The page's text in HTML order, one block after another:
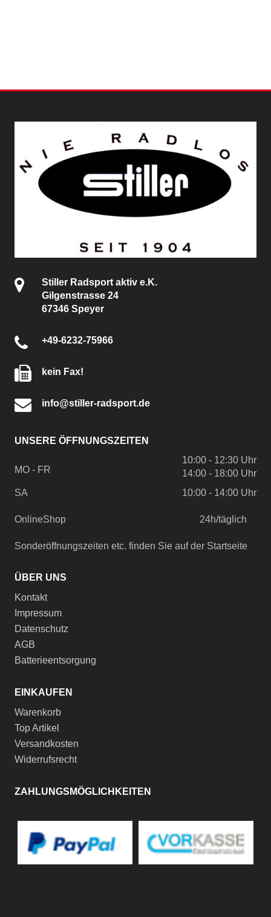
Stiller Radsport aktiv e.K.
Gilgenstrasse 24
67346 Speyer
+49-6232-75966
kein Fax!
info@stiller-radsport.de
UNSERE ÖFFNUNGSZEITEN
MO - FR
10:00 - 12:30 Uhr
14:00 - 18:00 Uhr
SA
10:00 - 14:00 Uhr
OnlineShop 24h/täglich
Sonderöffnungszeiten etc. finden Sie auf der Startseite
ÜBER UNS
Kontakt
Impressum
Datenschutz
AGB
Batterieentsorgung
EINKAUFEN
Warenkorb
Top Artikel
Versandkosten
Widerrufsrecht
ZAHLUNGSMÖGLICHKEITEN